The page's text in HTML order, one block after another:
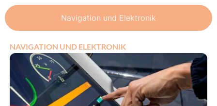
Navigation und Elektronik
NAVIGATION UND ELEKTRONIK